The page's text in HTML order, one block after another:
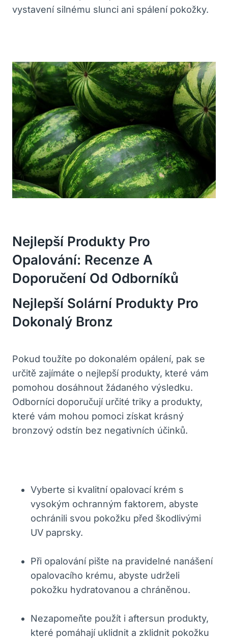
vystavení silnému slunci ani spálení pokožky.
Nejlepší Produkty Pro
Opalování: Recenze A
Doporučení Od Odborníků
Nejlepší Solární Produkty Pro
Dokonalý Bronz
Pokud toužíte po dokonalém opálení, pak se
určitě zajímáte o nejlepší produkty, které vám
pomohou dosáhnout žádaného výsledku.
Odborníci doporučují určité triky a produkty,
které vám mohou pomoci získat krásný
bronzový odstín bez negativních účinků.
Vyberte si kvalitní opalovací krém s
vysokým ochranným faktorem, abyste
ochránili svou pokožku před škodlivými
UV paprsky.
Při opalování pište na pravidelné nanášení
opalovacího krému, abyste udrželi
pokožku hydratovanou a chráněnou.
Nezapomeňte použít i aftersun produkty,
které pomáhají uklidnit a zklidnit pokožku